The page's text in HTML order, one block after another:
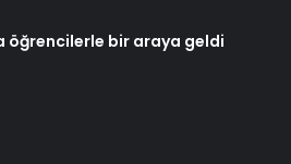
öğrencilerle bir araya geldi